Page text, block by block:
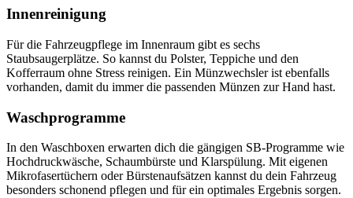
Innenreinigung
Für die Fahrzeugpflege im Innenraum gibt es sechs
Staubsaugerplätze. So kannst du Polster, Teppiche und den
Kofferraum ohne Stress reinigen. Ein Münzwechsler ist ebenfalls
vorhanden, damit du immer die passenden Münzen zur Hand hast.
Waschprogramme
In den Waschboxen erwarten dich die gängigen SB-Programme wie
Hochdruckwäsche, Schaumbürste und Klarspülung. Mit eigenen
Mikrofasertüchern oder Bürstenaufsätzen kannst du dein Fahrzeug
besonders schonend pflegen und für ein optimales Ergebnis sorgen.